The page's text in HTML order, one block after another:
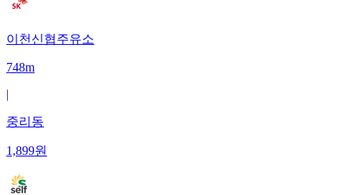
이천신협주유소
748m
|
중리동
1,899원